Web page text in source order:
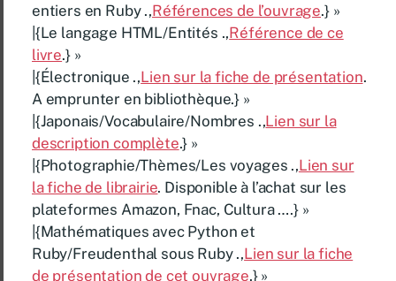
entiers en Ruby .,Références de l’ouvrage.} »
|{Le langage HTML/Entités .,Référence de ce
livre.} »
|{Électronique .,Lien sur la fiche de présentation.
A emprunter en bibliothèque.} »
|{Japonais/Vocabulaire/Nombres .,Lien sur la
description complète.} »
|{Photographie/Thèmes/Les voyages .,Lien sur
la fiche de librairie. Disponible à l’achat sur les
plateformes Amazon, Fnac, Cultura ….} »
|{Mathématiques avec Python et
Ruby/Freudenthal sous Ruby .,Lien sur la fiche
de présentation de cet ouvrage.} »